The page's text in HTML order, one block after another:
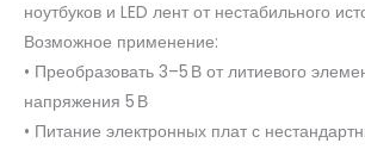
ноутбуков и LED лент от нестабильного
Возможное применение:
• Преобразовать 3–5 В от литиевого
напряжения 5 В
• Питание электронных плат с